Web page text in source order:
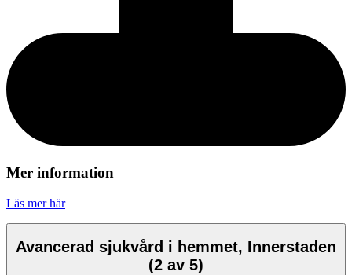
Mer information
Läs mer här
Avancerad sjukvård i hemmet, Innerstaden
(2 av 5)